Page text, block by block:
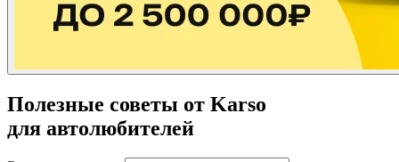
Полезные советы от Karso
для автолюбителей